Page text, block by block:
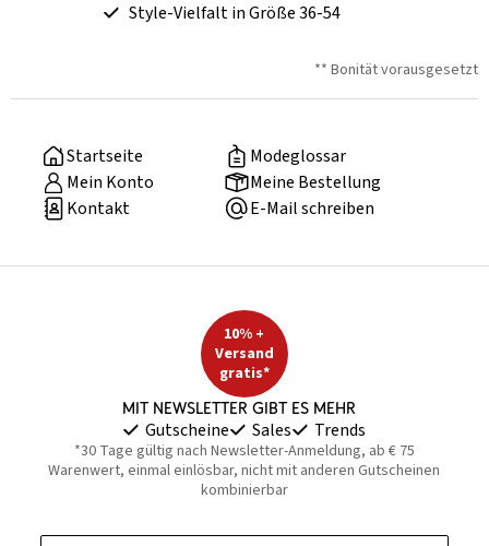
Style-Vielfalt in Größe 36-54
** Bonität vorausgesetzt
Startseite
Modeglossar
Mein Konto
Meine Bestellung
Kontakt
E-Mail schreiben
10% +
Versand
gratis*
Mit Newsletter gibt es mehr
Gutscheine Sales Trends
*30 Tage gültig nach Newsletter-Anmeldung, ab € 75
Warenwert, einmal einlösbar, nicht mit anderen Gutscheinen
kombinierbar